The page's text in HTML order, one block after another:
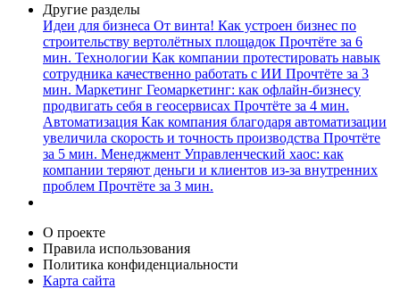
Другие разделы
Идеи для бизнеса От винта! Как устроен бизнес по
строительству вертолётных площадок Прочтёте за 6
мин. Технологии Как компании протестировать навык
сотрудника качественно работать с ИИ Прочтёте за 3
мин. Маркетинг Геомаркетинг: как офлайн-бизнесу
продвигать себя в геосервисах Прочтёте за 4 мин.
Автоматизация Как компания благодаря автоматизации
увеличила скорость и точность производства Прочтёте
за 5 мин. Менеджмент Управленческий хаос: как
компании теряют деньги и клиентов из-за внутренних
проблем Прочтёте за 3 мин.
О проекте
Правила использования
Политика конфиденциальности
Карта сайта